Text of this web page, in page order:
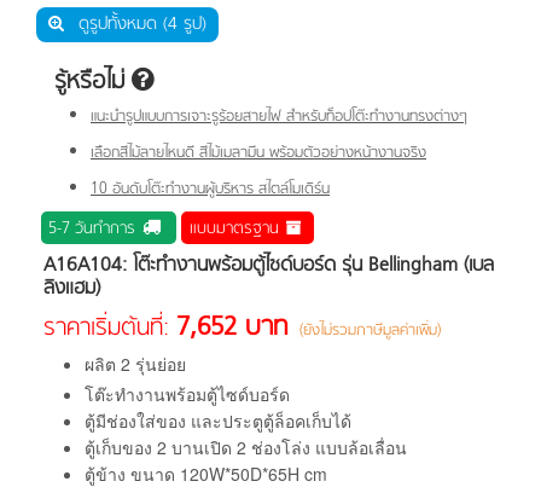
ดูรูปทั้งหมด (4 รูป)
รู้หรือไม่
แนะนำรูปแบบการเจาะรูร้อยสายไฟ สำหรับท็อปโต๊ะทำงานทรงต่างๆ
เลือกสีไม้ลายไหนดี สีไม้เมลามีน พร้อมตัวอย่างหน้างานจริง
10 อันดับโต๊ะทำงานผู้บริหาร สไตล์โมเดิร์น
5-7 วันทำการ แบบมาตรฐาน
A16A104: โต๊ะทำงานพร้อมตู้ไซด์บอร์ด รุ่น Bellingham (เบล
ลิงแฮม)
ราคาเริ่มต้นที่: 7,652 บาท (ยังไม่รวมภาษีมูลค่าเพิ่ม)
ผลิต 2 รุ่นย่อย
โต๊ะทำงานพร้อมตู้ไซด์บอร์ด
ตู้มีช่องใส่ของ และประตูตู้ล็อคเก็บได้
ตู้เก็บของ 2 บานเปิด 2 ช่องโล่ง แบบล้อเลื่อน
ตู้ข้าง ขนาด 120W*50D*65H cm